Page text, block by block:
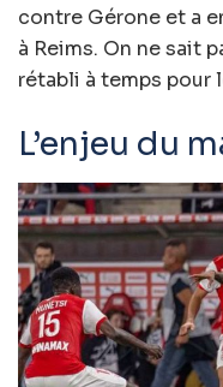
contre Gérone et a
à Reims. On ne sait
rétabli à temps pour
L’enjeu du